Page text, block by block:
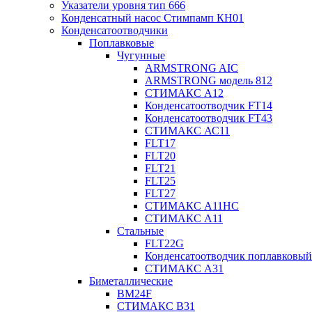
Указатели уровня тип 666
Конденсатный насос Стимпамп КН01
Конденсатоотводчики
Поплавковые
Чугунные
ARMSTRONG AIC
ARMSTRONG модель 812
СТИМАКС А12
Конденсатоотводчик FT14
Конденсатоотводчик FT43
СТИМАКС АС11
FLT17
FLT20
FLT21
FLT25
FLT27
СТИМАКС А11HC
СТИМАКС А11
Стальные
FLT22G
Конденсатоотводчик
СТИМАКС А31
Биметаллические
BM24F
СТИМАКС B31